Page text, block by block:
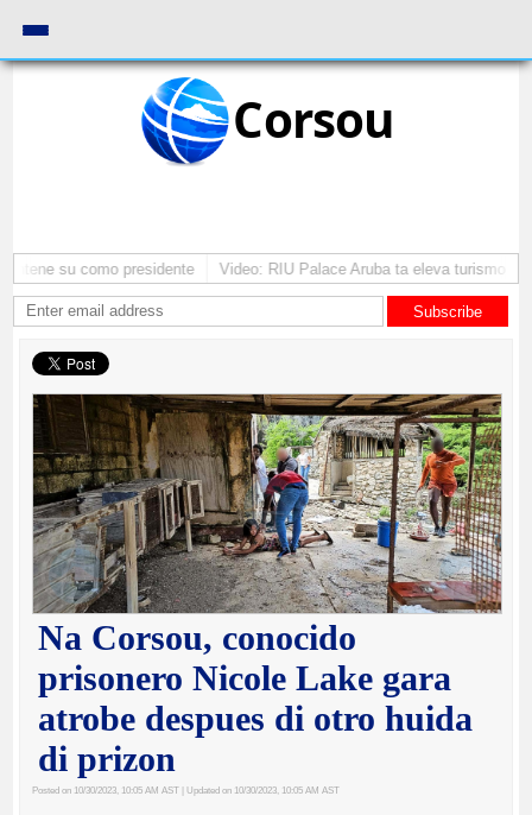
Corsou
su como presidente Video: RIU Palace Aruba ta eleva turismo
Subscribe
Na Corsou, conocido
prisonero Nicole Lake gara
atrobe despues di otro huida
di prizon
Posted on 10/30/2023, 10:05 AM AST | Updated on 10/30/2023, 10:05 AM AST